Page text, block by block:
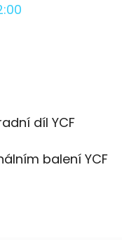
díl YCF
balení YCF